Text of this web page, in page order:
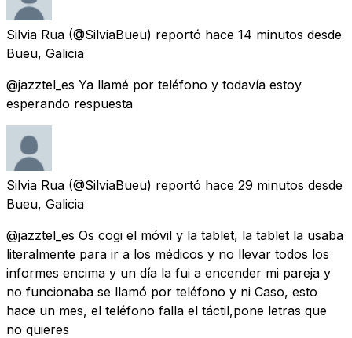
Silvia Rua (@SilviaBueu) reportó hace 14 minutos desde
Bueu, Galicia
@jazztel_es Ya llamé por teléfono y todavía estoy
esperando respuesta
Silvia Rua (@SilviaBueu) reportó hace 29 minutos desde
Bueu, Galicia
@jazztel_es Os cogi el móvil y la tablet, la tablet la usaba
literalmente para ir a los médicos y no llevar todos los
informes encima y un día la fui a encender mi pareja y
no funcionaba se llamó por teléfono y ni Caso, esto
hace un mes, el teléfono falla el táctil,pone letras que
no quieres